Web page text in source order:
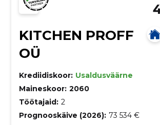
KITCHEN PROFF
OÜ
Krediidiskoor: Usaldusväärne
Maineskoor: 2060
Töötajaid: 2
Prognooskäive (2026): 73 534 €